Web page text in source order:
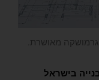
גרמושקה מאושרת.
בישראל